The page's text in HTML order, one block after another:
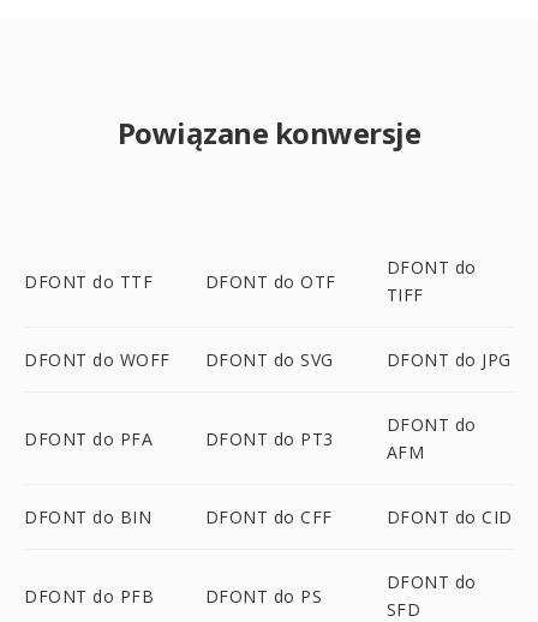
Powiązane konwersje
DFONT do TTF DFONT do OTF
DFONT do
TIFF
DFONT do WOFF DFONT do SVG DFONT do JPG
DFONT do PFA DFONT do PT3
DFONT do
AFM
DFONT do BIN DFONT do CFF DFONT do CID
DFONT do PFB DFONT do PS
DFONT do
SFD